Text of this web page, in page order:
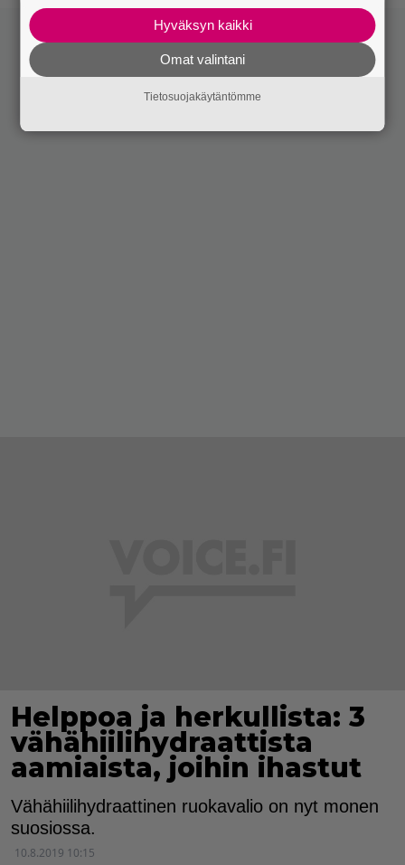
Helppoa ja herkullista: 3
vähähiilihydraattista
aamiaista, joihin ihastut
Vähähiilihydraattinen ruokavalio on nyt monen
suosiossa.
10.8.2019 10:15
Hyväksyn kaikki
Omat valintani
Tietosuojakäytäntömme